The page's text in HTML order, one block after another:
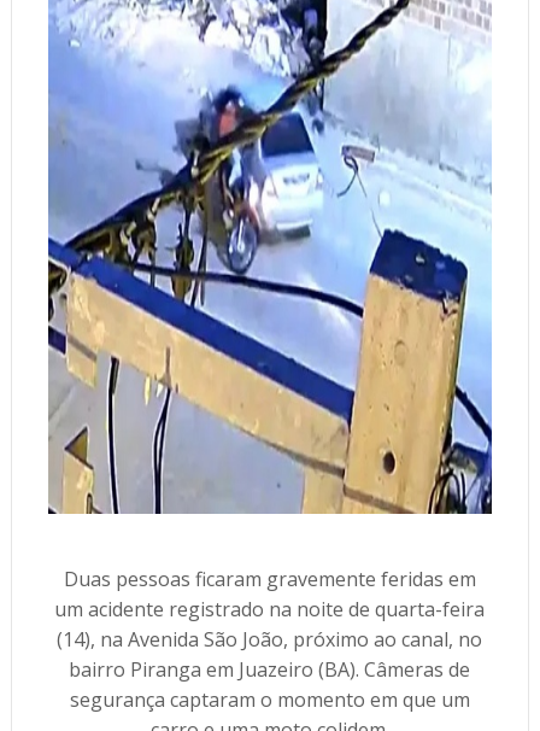
Duas pessoas ficaram gravemente feridas em
um acidente registrado na noite de quarta-feira
(14), na Avenida São João, próximo ao canal, no
bairro Piranga em Juazeiro (BA). Câmeras de
segurança captaram o momento em que um